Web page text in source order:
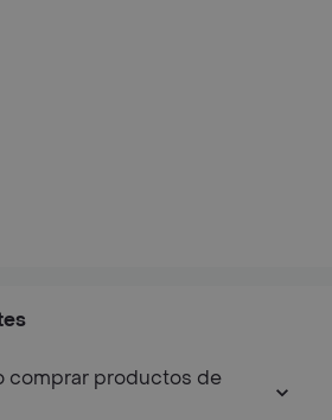
comprar productos de